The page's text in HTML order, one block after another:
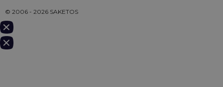
© 2006 - 2026 SAKETOS